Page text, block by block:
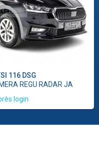
116 DSG
REGU RADAR JA
login